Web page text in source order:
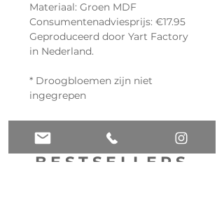
Materiaal: Groen MDF
Consumentenadviesprijs: €17.95
Geproduceerd door Yart Factory
in Nederland.
* Droogbloemen zijn niet
ingegrepen
BESTSELLERS